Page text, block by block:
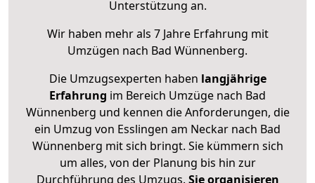
Unterstützung an.
Wir haben mehr als 7 Jahre Erfahrung mit
Umzügen nach Bad Wünnenberg.
Die Umzugsexperten haben langjährige
Erfahrung im Bereich Umzüge nach Bad
Wünnenberg und kennen die Anforderungen, die
ein Umzug von Esslingen am Neckar nach Bad
Wünnenberg mit sich bringt. Sie kümmern sich
um alles, von der Planung bis hin zur
Durchführung des Umzugs. Sie organisieren